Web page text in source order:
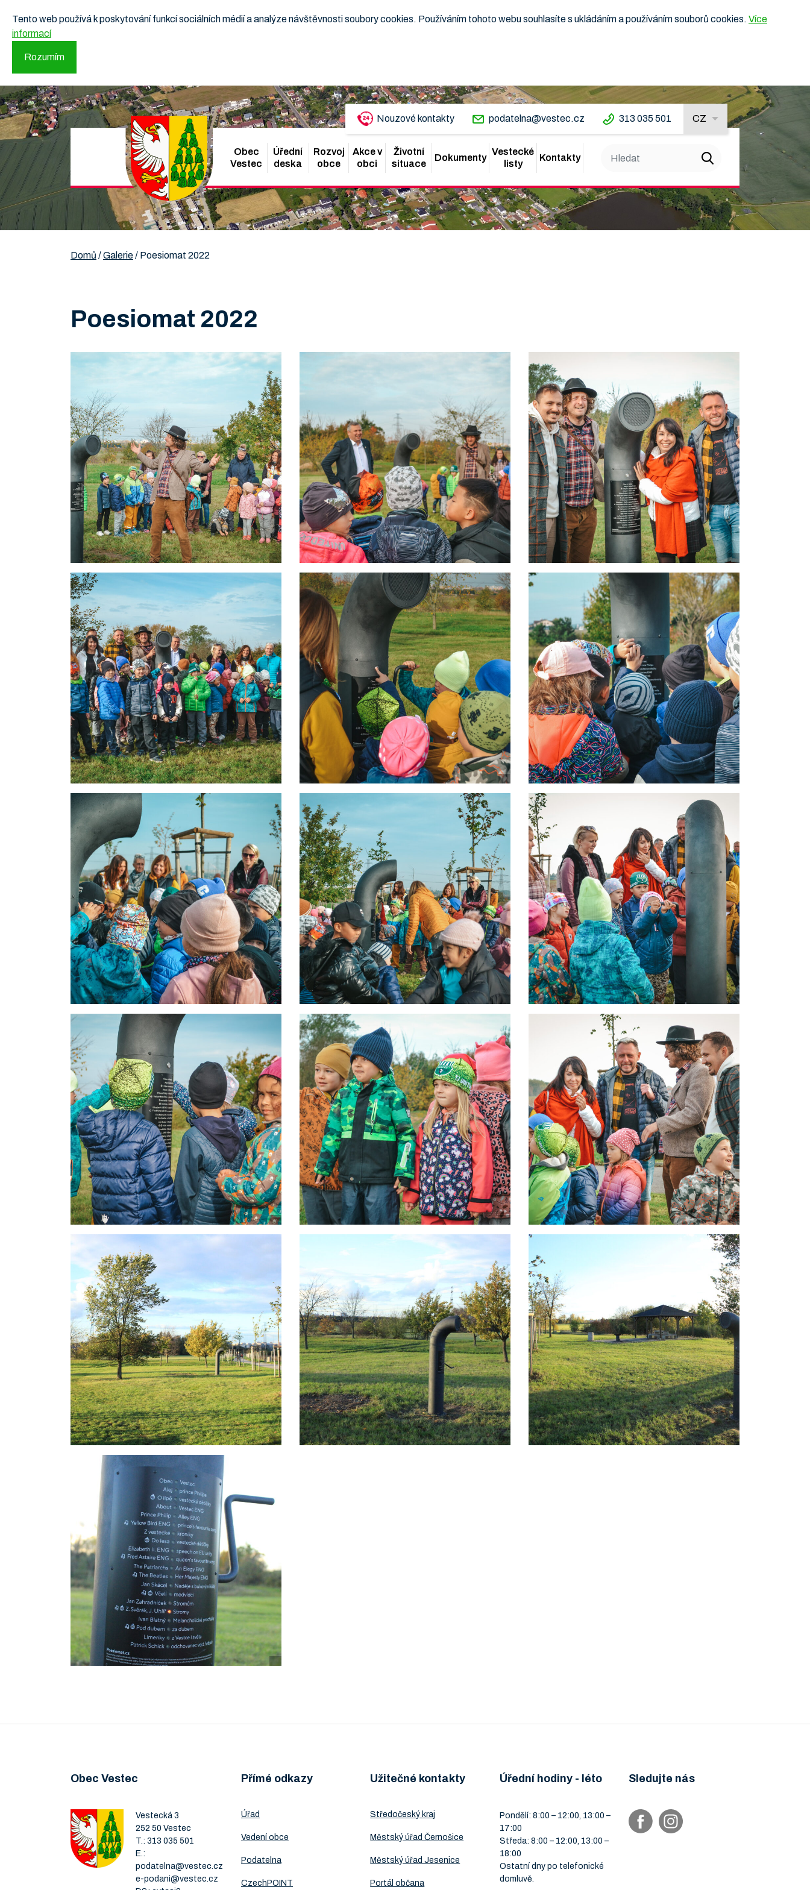
Tento web používá k poskytování funkcí sociálních médií a analýze návštěvnosti soubory cookies. Používáním tohoto webu souhlasíte s ukládáním a používáním souborů cookies. Více
informací
Rozumím
Nouzové kontakty podatelna@vestec.cz 313 035 501 CZ
Obec
Vestec
Úřední
deska
Rozvoj
obce
Akce v
obci
Životní
situace
Dokumenty
Vestecké
listy
Kontakty
Domů /Galerie/ Poesiomat 2022
Poesiomat 2022
Obec Vestec
Vestecká 3
252 50 Vestec
T.: 313 035 501
E.:
podatelna@vestec.cz
e-podani@vestec.cz
Přímé odkazy
Úřad
Vedení obce
Podatelna
CzechPOINT
Užitečné kontakty
Středočeský kraj
Městský úřad Černošice
Městský úřad Jesenice
Portál občana
Úřední hodiny - léto
Pondělí: 8:00 – 12:00, 13:00 –
17:00
Středa: 8:00 – 12:00, 13:00 –
18:00
Ostatní dny po telefonické
domluvě.
Sledujte nás